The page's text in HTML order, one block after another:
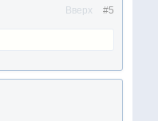
#5
Вверх